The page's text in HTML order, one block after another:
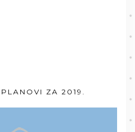
ZA 2019.